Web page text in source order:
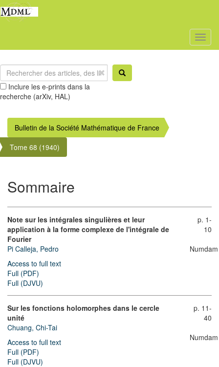
Inclure les e-prints dans la
recherche (arXiv, HAL)
Bulletin de la Société Mathématique de France
Tome 68 (1940)
Sommaire
Note sur les intégrales singulières et leur
application à la forme complexe de l'intégrale de
Fourier
Pi Calleja, Pedro
Access to full text
Full (PDF)
Full (DJVU)
p. 1-
10
Numdam
Sur les fonctions holomorphes dans le cercle
unité
Chuang, Chi-Tai
Access to full text
Full (PDF)
Full (DJVU)
p. 11-
40
Numdam